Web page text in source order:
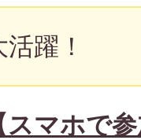
躍！
スマホで